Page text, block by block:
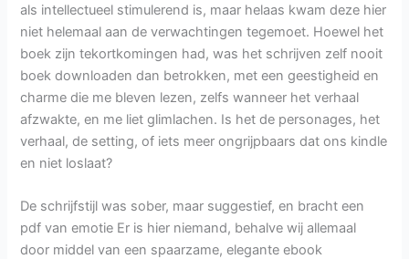
als intellectueel stimulerend is, maar helaas kwam deze hier
niet helemaal aan de verwachtingen tegemoet. Hoewel het
boek zijn tekortkomingen had, was het schrijven zelf nooit
boek downloaden dan betrokken, met een geestigheid en
charme die me bleven lezen, zelfs wanneer het verhaal
afzwakte, en me liet glimlachen. Is het de personages, het
verhaal, de setting, of iets meer ongrijpbaars dat ons kindle
en niet loslaat?
De schrijfstijl was sober, maar suggestief, en bracht een
pdf van emotie Er is hier niemand, behalve wij allemaal
door middel van een spaarzame, elegante ebook